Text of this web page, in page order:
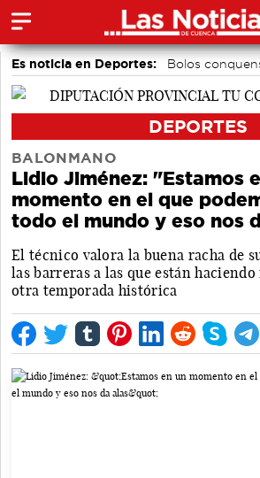
Es noticia en Deportes:
Bolos
Área de Deportes
DEPORTES
BALONMANO
Lidio Jiménez: "Estamos
momento en el que
todo el mundo y eso nos
El técnico valora la buena racha de
las barreras a las que están
otra temporada histórica